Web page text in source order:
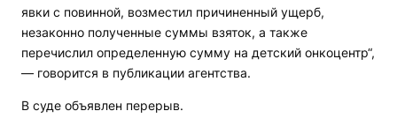
явки с повинной, возместил причиненный ущерб,
незаконно полученные суммы взяток, а также
перечислил определенную сумму на детский онкоцентр“,
— говорится в публикации агентства.
В суде объявлен перерыв.